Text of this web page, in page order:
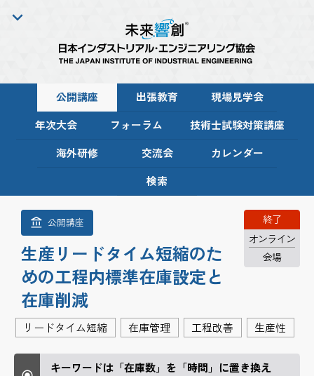
公開講座 出張教育 現場見学会
年次大会 フォーラム 技術士試験対策講座
海外研修 交流会 カレンダー
検索
終了
オンライン
会場
公開講座
生産リードタイム短縮のた
めの工程内標準在庫設定と
在庫削減
リードタイム短縮 在庫管理 工程改善 生産性
キーワードは「在庫数」を「時間」に置き換え